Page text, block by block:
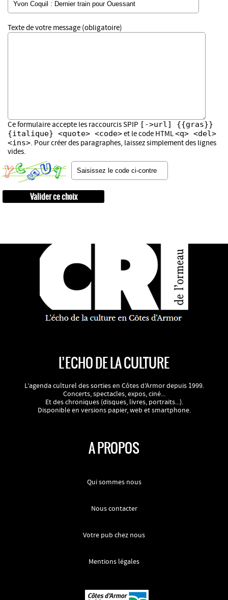
Texte de votre message (obligatoire)
Ce formulaire accepte les raccourcis SPIP [->url] {{gras}}
{italique} <quote> <code>et le code HTML<q> <del>
<ins>. Pour créer des paragraphes, laissez simplement des lignes
vides.
L’ECHO DE LA CULTURE
L’agenda culturel des sorties en Côtes d’Armor depuis 1999.
Concerts, spectacles, expos, ciné...
Et des chroniques (disques, livres, portraits...).
Disponible en versions papier, web et smartphone.
A PROPOS
Qui sommes nous
Nous contacter
Votre pub chez nous
Mentions légales